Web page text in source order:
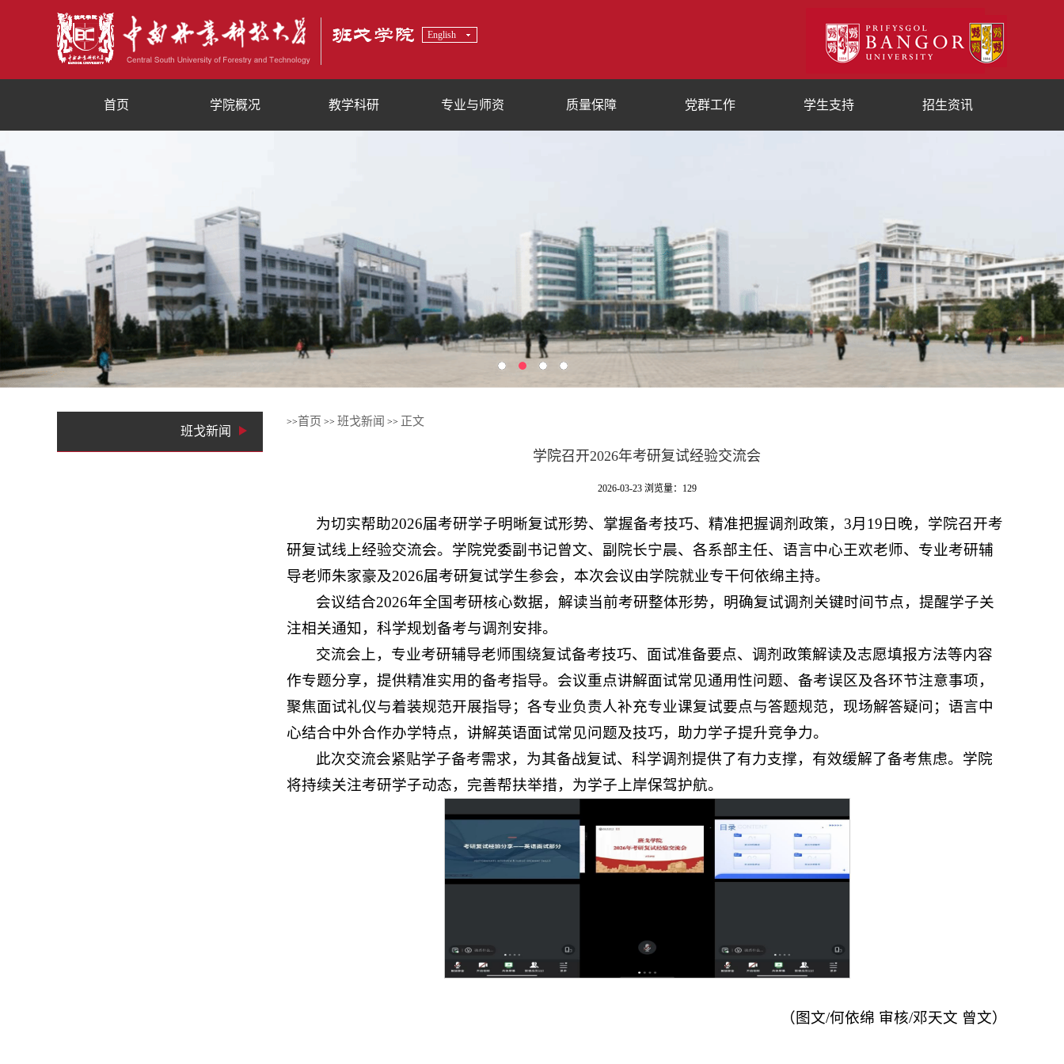
English
首页 学院概况 教学科研 专业与师资 质量保障 党群工作 学生支持 招生资讯
1 2 3 4
班戈新闻
>>首页 >> 班戈新闻 >> 正文
学院召开2026年考研复试经验交流会
2026-03-23 浏览量： 129
为切实帮助2026届考研学子明晰复试形势、掌握备考技巧、精准把握调剂政策，3月19日晚，学院召开考
研复试线上经验交流会。学院党委副书记曾文、副院长宁晨、各系部主任、语言中心王欢老师、专业考研辅
导老师朱家豪及2026届考研复试学生参会，本次会议由学院就业专干何依绵主持。
会议结合2026年全国考研核心数据，解读当前考研整体形势，明确复试调剂关键时间节点，提醒学子关
注相关通知，科学规划备考与调剂安排。
交流会上，专业考研辅导老师围绕复试备考技巧、面试准备要点、调剂政策解读及志愿填报方法等内容
作专题分享，提供精准实用的备考指导。会议重点讲解面试常见通用性问题、备考误区及各环节注意事项，
聚焦面试礼仪与着装规范开展指导；各专业负责人补充专业课复试要点与答题规范，现场解答疑问；语言中
心结合中外合作办学特点，讲解英语面试常见问题及技巧，助力学子提升竞争力。
此次交流会紧贴学子备考需求，为其备战复试、科学调剂提供了有力支撑，有效缓解了备考焦虑。学院
将持续关注考研学子动态，完善帮扶举措，为学子上岸保驾护航。
（图文/何依绵 审核/邓天文 曾文）